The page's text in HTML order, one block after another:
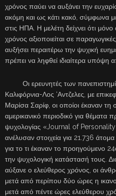
χρόνος παύει να αυξάνει την
ακόμη και ως κάτι κακό, σύμφωνα
στις ΗΠΑ. Η μελέτη δείχνει ότι
χρόνος αξιοποιείται σε
αυξήσει περαιτέρω την ψυχική
πρέπει να ληφθεί ιδιαίτερα υπόψη
Οι ερευνητές των
Καλιφόρνια-Λος ‘Αντζελες, με
Μαρίσα Σαρίφ, οι οποίοι έκαναν τη
αμερικανικό περιοδικό για θέματα
ψυχολογίας «Journal of
ανέλυσαν στοιχεία για 21.736
για το τι έκαναν το προηγούμενο
την ψυχολογική κατάστασή τους.
αύξανε ο ελεύθερος χρόνος, οι
μετά από περίπου δύο ώρες η
μετά από πέντε ώρες ελεύθερου